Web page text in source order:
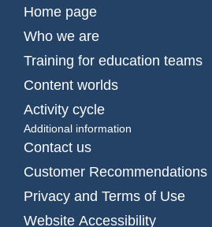
Home page
Who we are
Training for education teams
Content worlds
Activity cycle
Additional information
Contact us
Customer Recommendations
Privacy and Terms of Use
Website Accessibility